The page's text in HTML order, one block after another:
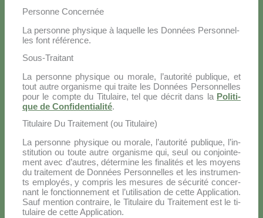
Personne Concernée
La per­son­ne phy­si­que à la­quel­le les Don­nées Per­son­nel­
les font ré­fé­ren­ce.
Sous-Traitant
La per­son­ne phy­si­que ou mo­ra­le, l’au­to­ri­té pu­bli­que, et
tout au­tre or­ga­ni­sme qui trai­te les Don­nées Per­son­nel­les
pour le comp­te du Ti­tu­lai­re, tel que dé­crit dans la Po­li­ti­
que de Con­fi­den­tia­li­té.
Titulaire Du Traitement (ou Titulaire)
La per­son­ne phy­si­que ou mo­ra­le, l’autorité pu­bli­que, l’in­
sti­tu­tion ou tou­te au­tre or­ga­ni­sme qui, seul ou co­n­join­te­
ment avec d’autres, dé­ter­mi­ne les fi­na­li­tés et les moyens
du trai­te­ment de Don­nées Per­son­nel­les et les in­stru­men­
ts em­ployés, y com­pris les me­su­res de sé­cu­ri­té con­cer­
nant le fonc­tion­ne­ment et l’u­ti­li­sa­tion de cet­te Ap­pli­ca­tion.
Sauf men­tion con­trai­re, le Ti­tu­lai­re du Trai­te­ment est le ti­
tu­lai­re de cet­te Ap­pli­ca­tion.